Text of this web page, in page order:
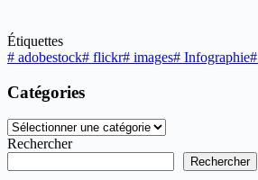
Étiquettes
# adobestock# flickr# images# Infographie#
Catégories
Catégories
Rechercher
Rechercher